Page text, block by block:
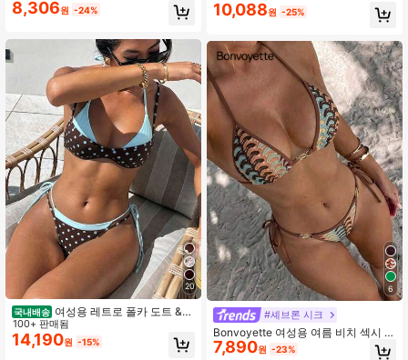
8,306원 -24%
20
국내배송 여성용 레트로 폴카 도트 &
스트라이프 비키니 수영복, 휴가, 음악
축제, 컵 레이스, 켄터키 더비 여름 해
변, 바캉스코어에 어울리는 캐주얼 패
100+ 판매됨
14,190원 -15%
린트 2 in 1 홀터넥 타이 탑 및 사이드
타이 수영 하의, 섹시한 비치 샌드 수
10,088원 -25%
6
#셰브론 시크
Bonvoyette 여성용 여름 비치 섹시 컬
러블록 텍스처 레이스업 홀터 비키니
7,890원 -23%